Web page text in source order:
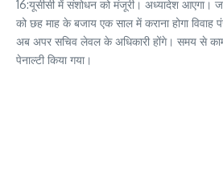
16:यूसीसी में संशोधन को मंजूरी। अध्यादेश आएगा।
को छह माह के बजाय एक साल में कराना होगा
अब अपर सचिव लेवल के अधिकारी होंगे। समय से
पेनाल्टी किया गया।